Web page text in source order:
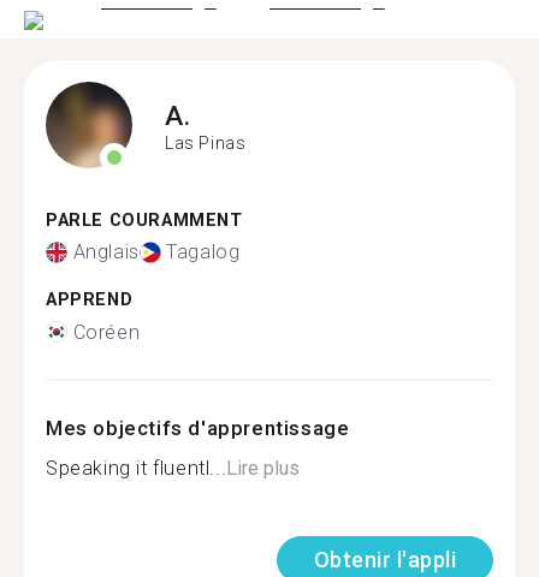
A.
Las Pinas
PARLE COURAMMENT
Anglais Tagalog
APPREND
Coréen
Mes objectifs d'apprentissage
Speaking it fluentl... Lire plus
Obtenir l'appli